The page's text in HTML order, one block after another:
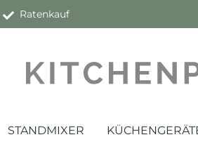
Ratenkauf
STANDMIXER